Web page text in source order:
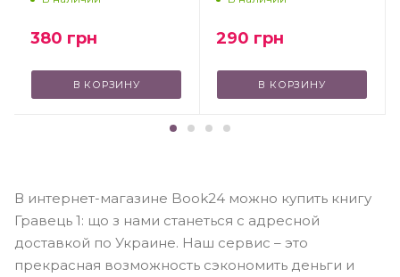
380 грн
В КОРЗИНУ
290 грн
В КОРЗИНУ
В интернет-магазине Book24 можно купить книгу
Гравець 1: що з нами станеться с адресной
доставкой по Украине. Наш сервис – это
прекрасная возможность сэкономить деньги и